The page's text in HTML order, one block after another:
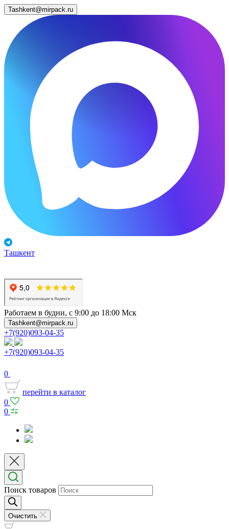
Tashkent@mirpack.ru
Ташкент
Работаем в будни, с 9:00 до 18:00 Мск
Tashkent@mirpack.ru
+7(920)093-04-35
+7(920)093-04-35
0
перейти в каталог
0
0
Поиск товаров
Очистить